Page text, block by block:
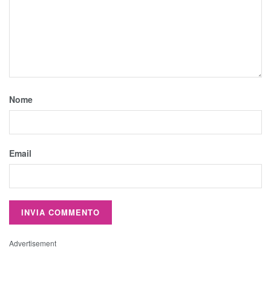
Nome
Email
Advertisement